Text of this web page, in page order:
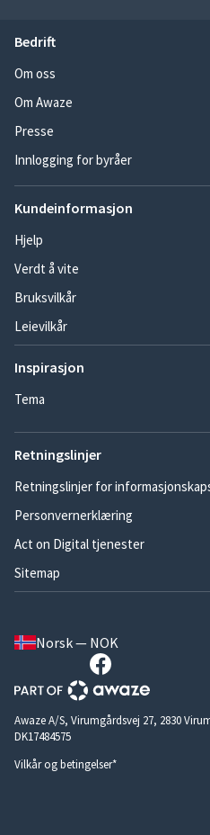
Bedrift
Om oss
Om Awaze
Presse
Innlogging for byråer
Kundeinformasjon
Hjelp
Verdt å vite
Bruksvilkår
Leievilkår
Inspirasjon
Tema
Retningslinjer
Retningslinjer for
Personvernerklæring
Act on Digital tjenester
Sitemap
Norsk — NOK
Awaze A/S, Virumgårdsvej 27, 2830
DK17484575
Vilkår og betingelser*